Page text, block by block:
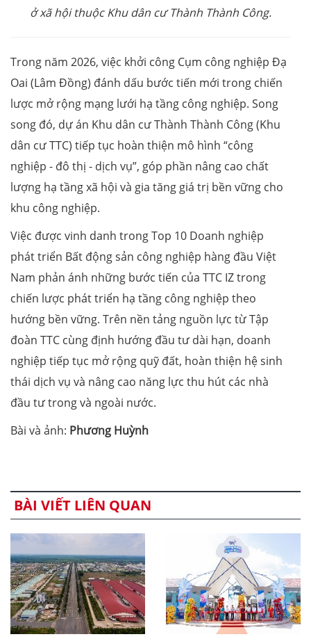
ở xã hội thuộc Khu dân cư Thành Thành Công.
Trong năm 2026, việc khởi công Cụm công nghiệp Đạ
Oai (Lâm Đồng) đánh dấu bước tiến mới trong chiến
lược mở rộng mạng lưới hạ tầng công nghiệp. Song
song đó, dự án Khu dân cư Thành Thành Công (Khu
dân cư TTC) tiếp tục hoàn thiện mô hình “công
nghiệp - đô thị - dịch vụ”, góp phần nâng cao chất
lượng hạ tầng xã hội và gia tăng giá trị bền vững cho
khu công nghiệp.
Việc được vinh danh trong Top 10 Doanh nghiệp
phát triển Bất động sản công nghiệp hàng đầu Việt
Nam phản ánh những bước tiến của TTC IZ trong
chiến lược phát triển hạ tầng công nghiệp theo
hướng bền vững. Trên nền tảng nguồn lực từ Tập
đoàn TTC cùng định hướng đầu tư dài hạn, doanh
nghiệp tiếp tục mở rộng quỹ đất, hoàn thiện hệ sinh
thái dịch vụ và nâng cao năng lực thu hút các nhà
đầu tư trong và ngoài nước.
Bài và ảnh: Phương Huỳnh
BÀI VIẾT LIÊN QUAN